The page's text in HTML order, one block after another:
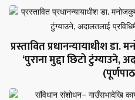
प्रस्तावित प्रधानन्यायाधीश डा.
‘पुराना मुद्दा छिटो टुंग्याउने,